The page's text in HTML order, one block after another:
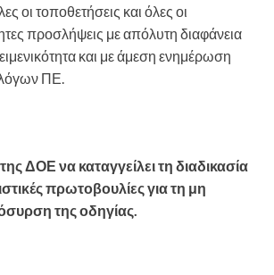
οι τοποθετήσεις και όλες οι
προσλήψεις με απόλυτη διαφάνεια
και με άμεση ενημέρωση
ΠΕ.
ΔΟΕ να καταγγείλει τη διαδικασία
πρωτοβουλίες για τη μη
της οδηγίας.